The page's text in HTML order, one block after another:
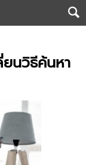
นวิธีค้นหา